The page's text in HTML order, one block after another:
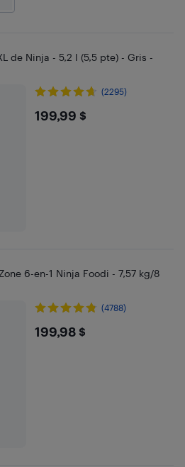
de Ninja - 5,2 l (5,5 pte) - Gris -
(2295)
$199.99
199,99 $
6-en-1 Ninja Foodi - 7,57 kg/8
(4788)
$199.98
199,98 $